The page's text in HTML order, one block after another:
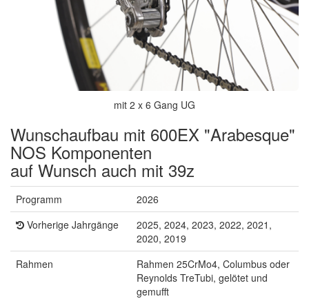
mit 2 x 6 Gang UG
Wunschaufbau mit 600EX "Arabesque"
NOS Komponenten
auf Wunsch auch mit 39z
Programm
2026
Vorherige Jahrgänge
2025, 2024, 2023, 2022, 2021,
2020, 2019
Rahmen
Rahmen 25CrMo4, Columbus oder
Reynolds TreTubi, gelötet und
gemufft